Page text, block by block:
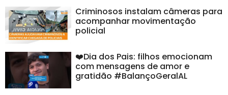
Criminosos instalam câmeras para
acompanhar movimentação
policial
❤️Dia dos Pais: filhos emocionam
com mensagens de amor e
gratidão #BalançoGeralAL